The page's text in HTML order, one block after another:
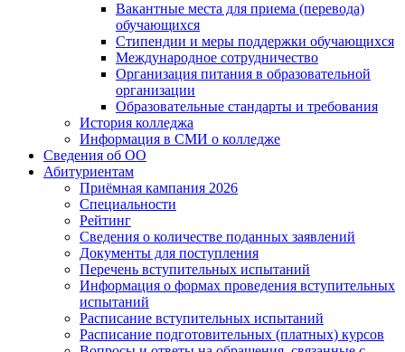
Вакантные места для приема (перевода)
обучающихся
Стипендии и меры поддержки обучающихся
Международное сотрудничество
Организация питания в образовательной
организации
Образовательные стандарты и требования
История колледжа
Информация в СМИ о колледже
Сведения об ОО
Абитуриентам
Приёмная кампания 2026
Специальности
Рейтинг
Сведения о количестве поданных заявлений
Документы для поступления
Перечень вступительных испытаний
Информация о формах проведения вступительных
испытаний
Расписание вступительных испытаний
Расписание подготовительных (платных) курсов